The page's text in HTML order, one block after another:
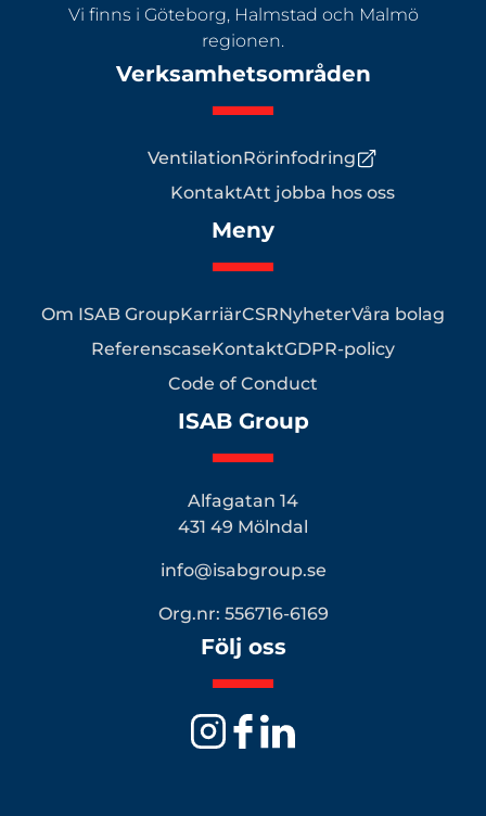
Vi finns i Göteborg, Halmstad och Malmö
regionen.
Verksamhetsområden
VentilationRörinfodring
KontaktAtt jobba hos oss
Meny
Om ISAB GroupKarriärCSRNyheterVåra bolag
ReferenscaseKontaktGDPR-policy
Code of Conduct
ISAB Group
Alfagatan 14
431 49 Mölndal
info@isabgroup.se
Org.nr: 556716-6169
Följ oss